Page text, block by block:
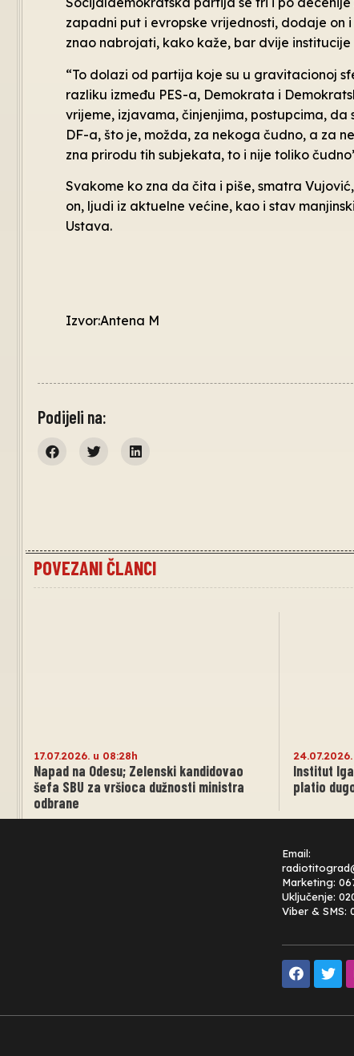
zapadni put i evropske vrijednosti, dodaje on
znao nabrojati, kako kaže, bar dvije institucije
“To dolazi od partija koje su u gravitacionoj
razliku između PES-a, Demokrata i
vrijeme, izjavama, činjenjima, postupcima, da
DF-a, što je, možda, za nekoga čudno, a za
zna prirodu tih subjekata, to i nije toliko
Svakome ko zna da čita i piše, smatra
on, ljudi iz aktuelne većine, kao i stav
Ustava.
Izvor:Antena M
Podijeli na:
POVEZANI ČLANCI
17.07.2026. u 08:28h
Napad na Odesu; Zelenski kandidovao
šefa SBU za vršioca dužnosti ministra
odbrane
Institut
platio
Email:
Marketing:
Uključenje:
Viber & SMS: